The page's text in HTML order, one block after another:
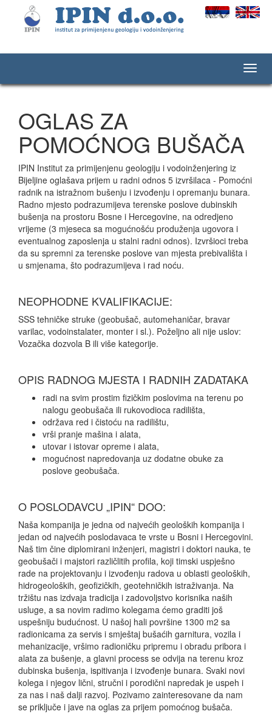
. .
OGLAS ZA
POMOĆNOG BUŠAČA
IPIN Institut za primijenjenu geologiju i vodoinženjering iz
Bijeljine oglašava prijem u radni odnos 5 izvršilaca - Pomoćni
radnik na istražnom bušenju i izvođenju i opremanju bunara.
Radno mjesto podrazumijeva terenske poslove dubinskih
bušenja na prostoru Bosne i Hercegovine, na odredjeno
vrijeme (3 mjeseca sa mogućnošću produženja ugovora i
eventualnog zaposlenja u stalni radni odnos). Izvršioci treba
da su spremni za terenske poslove van mjesta prebivališta i
u smjenama, što podrazumijeva i rad noću.
NEOPHODNE KVALIFIKACIJE:
SSS tehničke struke (geobušač, automehaničar, bravar
varilac, vodoinstalater, monter i sl.). Poželjno ali nije uslov:
Vozačka dozvola B ili više kategorije.
OPIS RADNOG MJESTA I RADNIH ZADATAKA
radi na svim prostim fizičkim poslovima na terenu po
nalogu geobušača ili rukovodioca radilišta,
održava red i čistoću na radilištu,
vrši pranje mašina i alata,
utovar i istovar opreme i alata,
mogućnost napredovanja uz dodatne obuke za
poslove geobušača.
O POSLODAVCU „IPIN“ DOO:
Naša kompanija je jedna od najvećih geoloških kompanija i
jedan od najvećih poslodavaca te vrste u Bosni i Hercegovini.
Naš tim čine diplomirani inženjeri, magistri i doktori nauka, te
geobušači i majstori različlitih profila, koji timski uspješno
rade na projektovanju i izvođenju radova u oblasti geoloških,
hidrogeoloških, geofizičkih, geotehničkih istraživanja. Na
tržištu nas izdvaja tradicija i zadovoljstvo korisnika naših
usluge, a sa novim radimo kolegama ćemo graditi još
uspešniju budućnost. U našoj hali površine 1300 m2 sa
radionicama za servis i smještaj bušaćih garnitura, vozila i
mehanizacije, vršimo radioničku pripremu i obradu pribora i
alata za bušenje, a glavni process se odvija na terenu kroz
dubinska bušenja, ispitivanja i izvođenje bunara. Svaki novi
kolega i njegov lični, stručni i porodični napredak je uspeh i
za nas i naš dalji razvoj. Pozivamo zainteresovane da nam
se priključe i jave na oglas za prijem pomoćnog bušača.